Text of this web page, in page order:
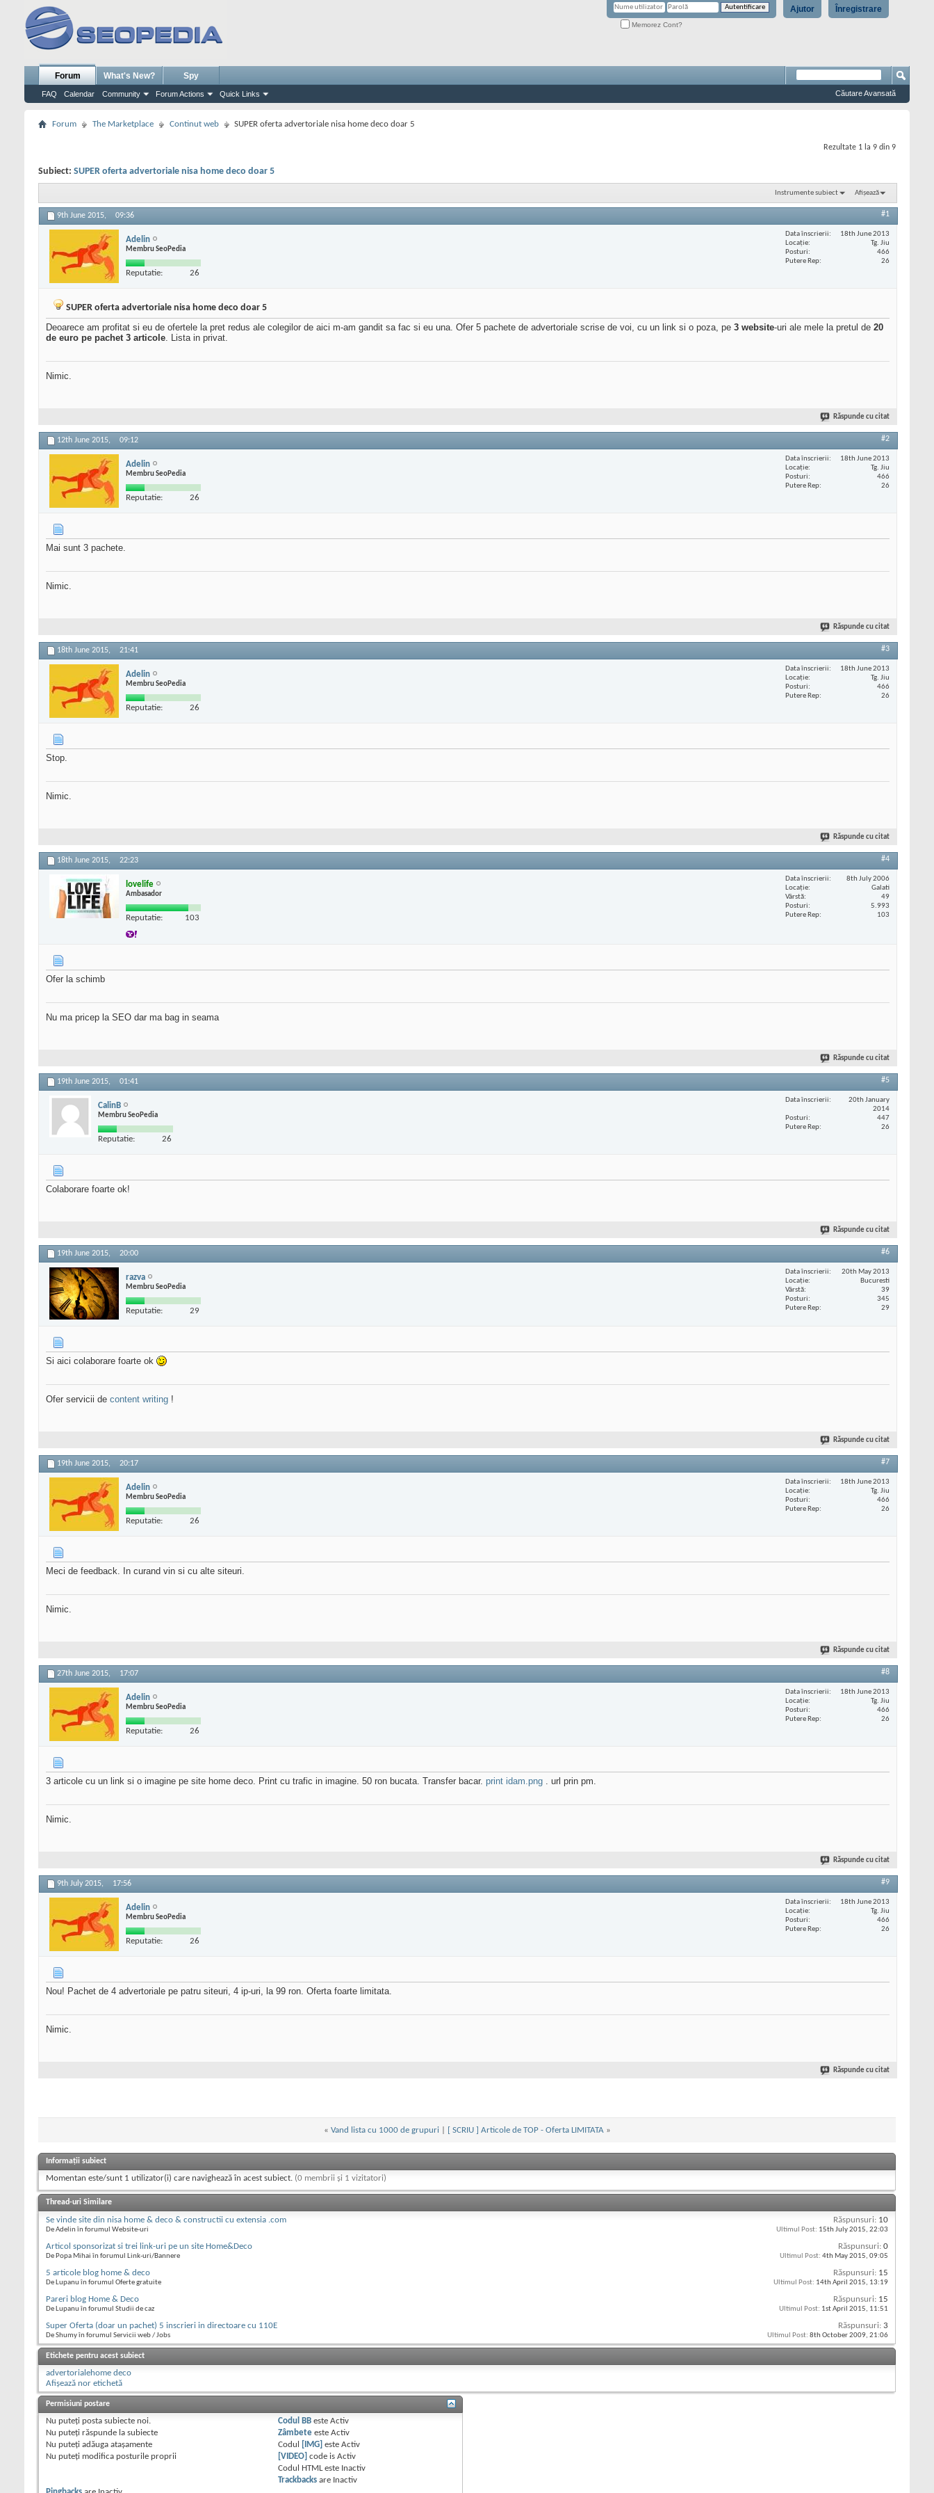
Înregistrare
Ajutor
Memorez Cont?
Forum
FAQ Calendar Community Forum Actions Quick Links
What's New? Spy
Căutare Avansată
Forum The Marketplace Continut web SUPER oferta advertoriale nisa home deco doar 5
Rezultate 1 la 9 din 9
Subiect: SUPER oferta advertoriale nisa home deco doar 5
Instrumente subiect Afișează
9th June 2015, 09:36 #1
Adelin
Membru SeoPedia
Reputatie: 26
Data înscrierii
18th June 2013
Locaţie
Tg. Jiu
Posturi
466
Putere Rep
26
SUPER oferta advertoriale nisa home deco doar 5
Deoarece am profitat si eu de ofertele la pret redus ale colegilor de aici m-am gandit sa fac si eu una. Ofer 5 pachete de advertoriale scrise de voi, cu un link si o poza, pe 3 website-uri ale mele la pretul de 20
de euro pe pachet 3 articole. Lista in privat.
Nimic.
Răspunde cu citat
12th June 2015, 09:12 #2
Adelin
Membru SeoPedia
Reputatie: 26
Data înscrierii
18th June 2013
Locaţie
Tg. Jiu
Posturi
466
Putere Rep
26
Mai sunt 3 pachete.
Nimic.
Răspunde cu citat
18th June 2015, 21:41 #3
Adelin
Membru SeoPedia
Reputatie: 26
Data înscrierii
18th June 2013
Locaţie
Tg. Jiu
Posturi
466
Putere Rep
26
Stop.
Nimic.
Răspunde cu citat
18th June 2015, 22:23 #4
lovelife
Ambasador
Reputatie: 103
Data înscrierii
8th July 2006
Locaţie
Galati
Vârstă
49
Posturi
5.993
Putere Rep
103
Ofer la schimb
Nu ma pricep la SEO dar ma bag in seama
Răspunde cu citat
19th June 2015, 01:41 #5
CalinB
Membru SeoPedia
Reputatie: 26
Data înscrierii
20th January
2014
Posturi
447
Putere Rep
26
Colaborare foarte ok!
Răspunde cu citat
19th June 2015, 20:00 #6
razva
Membru SeoPedia
Reputatie: 29
Data înscrierii
20th May 2013
Locaţie
Bucuresti
Vârstă
39
Posturi
345
Putere Rep
29
Si aici colaborare foarte ok
Ofer servicii de content writing !
Răspunde cu citat
19th June 2015, 20:17 #7
Adelin
Membru SeoPedia
Reputatie: 26
Data înscrierii
18th June 2013
Locaţie
Tg. Jiu
Posturi
466
Putere Rep
26
Meci de feedback. In curand vin si cu alte siteuri.
Nimic.
Răspunde cu citat
27th June 2015, 17:07 #8
Adelin
Membru SeoPedia
Reputatie: 26
Data înscrierii
18th June 2013
Locaţie
Tg. Jiu
Posturi
466
Putere Rep
26
3 articole cu un link si o imagine pe site home deco. Print cu trafic in imagine. 50 ron bucata. Transfer bacar. print idam.png . url prin pm.
Nimic.
Răspunde cu citat
9th July 2015, 17:56 #9
Adelin
Membru SeoPedia
Reputatie: 26
Data înscrierii
18th June 2013
Locaţie
Tg. Jiu
Posturi
466
Putere Rep
26
Nou! Pachet de 4 advertoriale pe patru siteuri, 4 ip-uri, la 99 ron. Oferta foarte limitata.
Nimic.
Răspunde cu citat
« Vand lista cu 1000 de grupuri [ SCRIU ] Articole de TOP - Oferta LIMITATA »
Informații subiect
Momentan este/sunt 1 utilizator(i) care navighează în acest subiect. (0 membrii și 1 vizitatori)
Thread-uri Similare
Se vinde site din nisa home & deco & constructii cu extensia .com
De Adelin în forumul Website-uri
Răspunsuri: 10
Ultimul Post: 15th July 2015, 22:03
Articol sponsorizat si trei link-uri pe un site Home&Deco
De Popa Mihai în forumul Link-uri/Bannere
Răspunsuri: 0
Ultimul Post: 4th May 2015, 09:05
5 articole blog home & deco
De Lupanu în forumul Oferte gratuite
Răspunsuri: 15
Ultimul Post: 14th April 2015, 13:19
Pareri blog Home & Deco
De Lupanu în forumul Studii de caz
Răspunsuri: 15
Ultimul Post: 1st April 2015, 11:51
Super Oferta (doar un pachet) 5 inscrieri in directoare cu 110E
De Shumy în forumul Servicii web / Jobs
Răspunsuri: 3
Ultimul Post: 8th October 2009, 21:06
Etichete pentru acest subiect
advertorialehome deco
Afișează nor etichetă
Permisiuni postare
Nu puteţi posta subiecte noi.
Nu puteţi răspunde la subiecte
Nu puteţi adăuga ataşamente
Nu puteţi modifica posturile proprii
Codul BB esteActiv
Zâmbete esteActiv
Codul
[IMG] esteActiv
[VIDEO] code isActiv
Codul HTML este Inactiv
Trackbacks are Inactiv